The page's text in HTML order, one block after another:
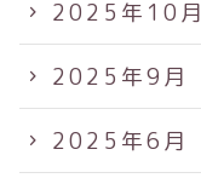
2025年10月
2025年9月
2025年6月